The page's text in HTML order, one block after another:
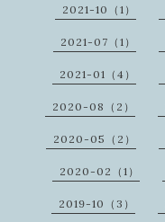
2021-10（1）
2021-07（1）
2021-01（4）
2020-08（2）
2020-05（2）
2020-02（1）
2019-10（3）